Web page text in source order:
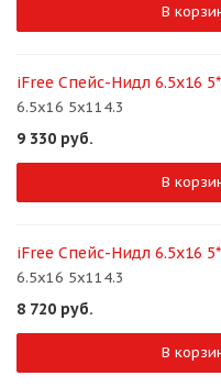
В
iFree Спейс-Нидл 6.5x16
6.5x16 5x114.3
9 330 руб.
В
iFree Спейс-Нидл 6.5x16
6.5x16 5x114.3
8 720 руб.
В